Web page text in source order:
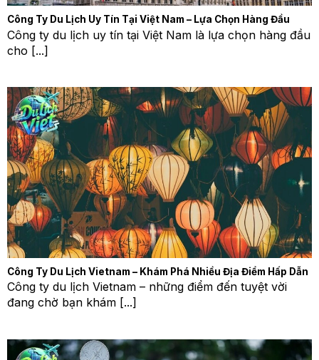
Công Ty Du Lịch Uy Tín Tại Việt Nam – Lựa Chọn Hàng Đầu
Công ty du lịch uy tín tại Việt Nam là lựa chọn hàng đầu
cho [...]
Công Ty Du Lịch Vietnam – Khám Phá Nhiều Địa Điểm Hấp Dẫn
Công ty du lịch Vietnam – những điểm đến tuyệt vời
đang chờ bạn khám [...]